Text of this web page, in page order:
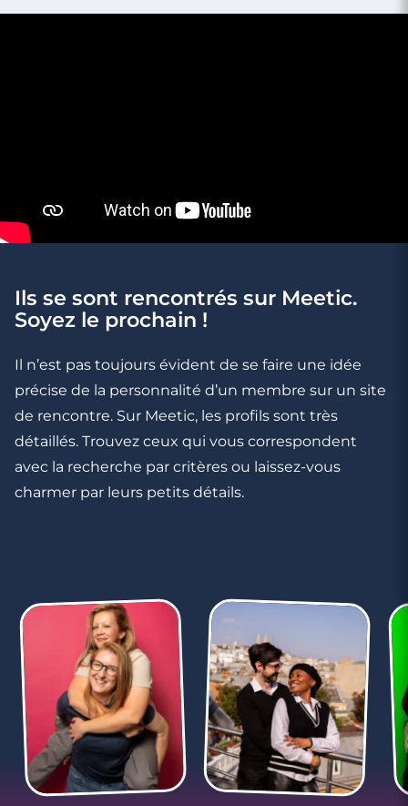
4 minutes
3 minutes
Rencontre à La Ciotat
Ils se sont rencontrés sur Meetic.
Soyez le prochain !
Il n’est pas toujours évident de se faire une idée
précise de la personnalité d’un membre sur un site
de rencontre. Sur Meetic, les profils sont très
détaillés. Trouvez ceux qui vous correspondent
avec la recherche par critères ou laissez-vous
charmer par leurs petits détails.